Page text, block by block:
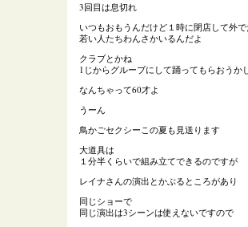
3回目は息切れ
いつもおもうんだけど１時に閉店して外
若い人たちわんさかいるんだよ
クラブとかね
1じからグルーブにして踊ってもらおうか
なんちゃって60才よ
うーん
鳥かごセクシーこの夏も見送ります
大道具は
１分半くらいで組み立てできるのですが
レイナさんの演出とかぶるところがあり
同じショーで
同じ演出は3シーンは使えないですので